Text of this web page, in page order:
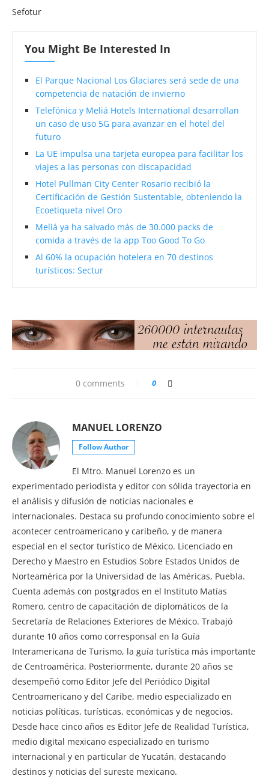
Sefotur
You Might Be Interested In
El Parque Nacional Los Glaciares será sede de una
competencia de natación de invierno
Telefónica y Meliá Hotels International desarrollan
un caso de uso 5G para avanzar en el hotel del
futuro
La UE impulsa una tarjeta europea para facilitar los
viajes a las personas con discapacidad
Hotel Pullman City Center Rosario recibió la
Certificación de Gestión Sustentable, obteniendo la
Ecoetiqueta nivel Oro
Meliá ya ha salvado más de 30.000 packs de
comida a través de la app Too Good To Go
Al 60% la ocupación hotelera en 70 destinos
turísticos: Sectur
0 comments 0
MANUEL LORENZO
Follow Author
El Mtro. Manuel Lorenzo es un
experimentado periodista y editor con sólida trayectoria en
el análisis y difusión de noticias nacionales e
internacionales. Destaca su profundo conocimiento sobre el
acontecer centroamericano y caribeño, y de manera
especial en el sector turístico de México. Licenciado en
Derecho y Maestro en Estudios Sobre Estados Unidos de
Norteamérica por la Universidad de las Américas, Puebla.
Cuenta además con postgrados en el Instituto Matías
Romero, centro de capacitación de diplomáticos de la
Secretaría de Relaciones Exteriores de México. Trabajó
durante 10 años como corresponsal en la Guía
Interamericana de Turismo, la guía turística más importante
de Centroamérica. Posteriormente, durante 20 años se
desempeñó como Editor Jefe del Periódico Digital
Centroamericano y del Caribe, medio especializado en
noticias políticas, turísticas, económicas y de negocios.
Desde hace cinco años es Editor Jefe de Realidad Turística,
medio digital mexicano especializado en turismo
internacional y en particular de Yucatán, destacando
destinos y noticias del sureste mexicano.